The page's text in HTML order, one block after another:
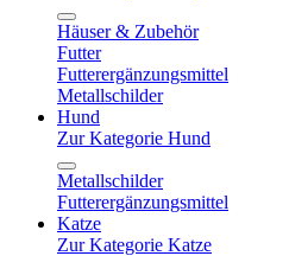
Häuser & Zubehör
Futter
Futterergänzungsmittel
Metallschilder
Hund
Zur Kategorie Hund
Metallschilder
Futterergänzungsmittel
Katze
Zur Kategorie Katze